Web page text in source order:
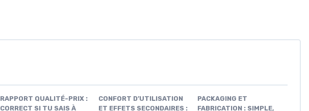
RAPPORT QUALITÉ-PRIX :
CORRECT SI TU SAIS À
CONFORT D’UTILISATION
ET EFFETS SECONDAIRES :
PACKAGING ET
FABRICATION : SIMPLE,